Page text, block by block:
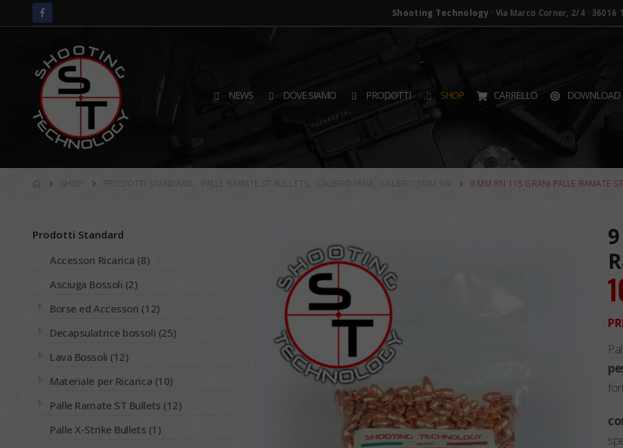
Shooting Technology · Via Marco Corner, 2/4 · 36016
NEWS DOVE SIAMO PRODOTTI SHOP CARRELLO DOWNLOAD
SHOP PRODOTTI STANDARD, PALLE RAMATE ST BULLETS, CALIBRO 9MM, CALIBRO 9MM RN 9 MM RN 115 GRANI PALLE RAMATE
Prodotti Standard
Accessori Ricarica (8)
Asciuga Bossoli (2)
Borse ed Accessori (12)
Decapsulatrice bossoli (25)
Lava Bossoli (12)
Materiale per Ricarica (10)
Palle Ramate ST Bullets (12)
Palle X-Strike Bullets (1)